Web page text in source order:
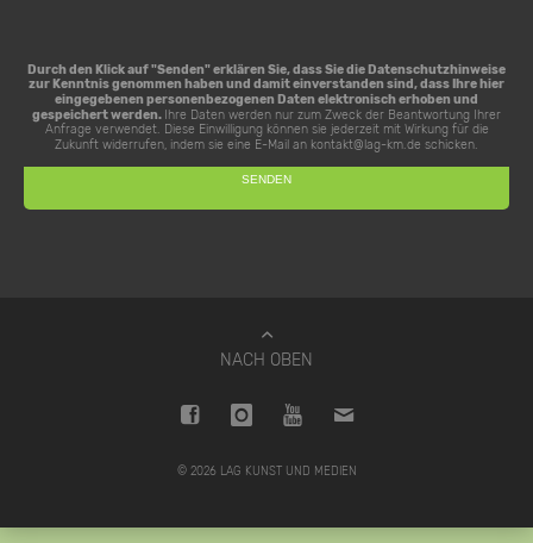
Durch den Klick auf "Senden" erklären Sie, dass Sie dieDatenschutzhinweise
zur Kenntnis genommen haben und damit einverstanden sind, dass Ihre hier
eingegebenen personenbezogenen Daten elektronisch erhoben und
gespeichert werden. Ihre Daten werden nur zum Zweck der Beantwortung Ihrer
Anfrage verwendet. Diese Einwilligung können sie jederzeit mit Wirkung für die
Zukunft widerrufen, indem sie eine E-Mail an kontakt@lag-km.de schicken.
NACH OBEN
© 2026 LAG KUNST UND MEDIEN